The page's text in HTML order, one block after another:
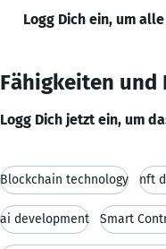
Logg Dich ein, um
Fähigkeiten und
Logg Dich jetzt ein, um
Blockchain technology nft
ai development Smart